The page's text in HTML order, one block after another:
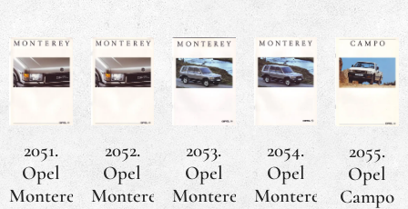
2051.
Opel
Monterey
2052.
Opel
Monterey
2053.
Opel
Monterey
2054.
Opel
Monterey
2055.
Opel
Campo